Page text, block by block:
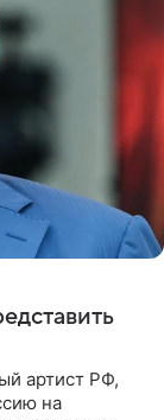
артист РФ,
на